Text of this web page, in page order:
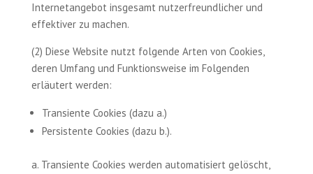
Internetangebot insgesamt nutzerfreundlicher und
effektiver zu machen.
(2) Diese Website nutzt folgende Arten von Cookies,
deren Umfang und Funktionsweise im Folgenden
erläutert werden:
Transiente Cookies (dazu a.)
Persistente Cookies (dazu b.).
a. Transiente Cookies werden automatisiert gelöscht,